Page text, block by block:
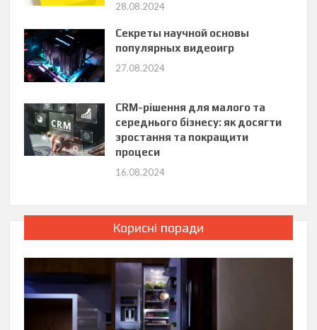
28.08.2024
Секреты научной основы
популярных видеоигр
27.08.2024
CRM-рішення для малого та
середнього бізнесу: як досягти
зростання та покращити
процеси
16.08.2024
Корисні поради